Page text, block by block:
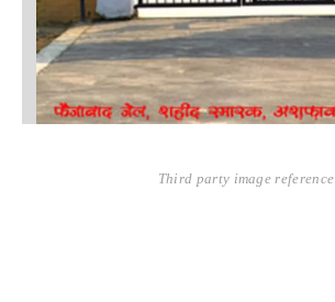
Third party image reference